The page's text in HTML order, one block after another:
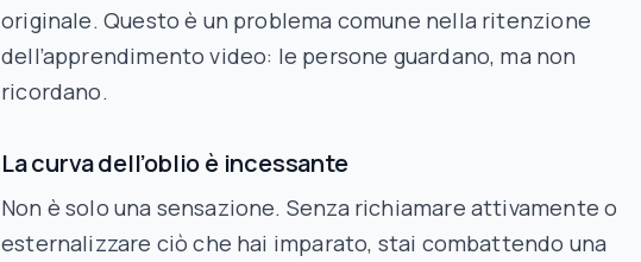
originale. Questo è un problema comune nella ritenzione
dell’apprendimento video: le persone guardano, ma non
ricordano.
La curva dell’oblio è incessante
Non è solo una sensazione. Senza richiamare attivamente o
esternalizzare ciò che hai imparato, stai combattendo una